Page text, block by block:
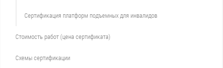
Сертификация платформ подъемных для инвалидов
Стоимость работ (цена сертификата)
Схемы сертификации